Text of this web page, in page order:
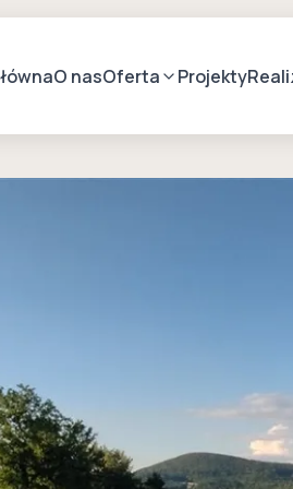
O nasOferta Projekty